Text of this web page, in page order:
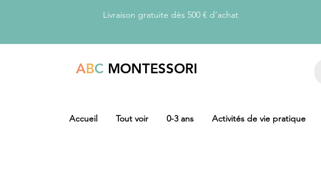
Livraison gratuite dès 500 € d’achat
ABC MONTESSORI
Accueil Tout voir 0-3 ans Activités de vie pratique